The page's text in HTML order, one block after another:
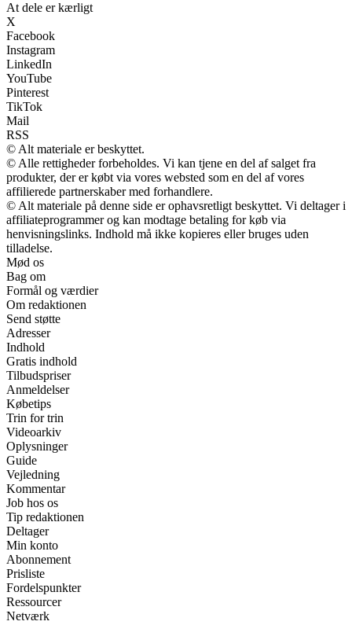
At dele er kærligt
X
Facebook
Instagram
LinkedIn
YouTube
Pinterest
TikTok
Mail
RSS
© Alt materiale er beskyttet.
© Alle rettigheder forbeholdes. Vi kan tjene en del af salget fra
produkter, der er købt via vores websted som en del af vores
affilierede partnerskaber med forhandlere.
© Alt materiale på denne side er ophavsretligt beskyttet. Vi deltager i
affiliateprogrammer og kan modtage betaling for køb via
henvisningslinks. Indhold må ikke kopieres eller bruges uden
tilladelse.
Mød os
Bag om
Formål og værdier
Om redaktionen
Send støtte
Adresser
Indhold
Gratis indhold
Tilbudspriser
Anmeldelser
Købetips
Trin for trin
Videoarkiv
Oplysninger
Guide
Vejledning
Kommentar
Job hos os
Tip redaktionen
Deltager
Min konto
Abonnement
Prisliste
Fordelspunkter
Ressourcer
Netværk